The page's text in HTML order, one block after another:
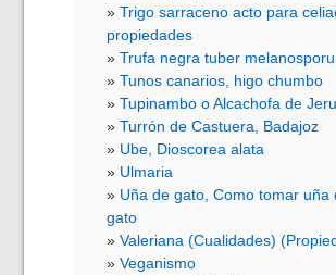
Trigo sarraceno acto para
propiedades
Trufa negra tuber
Tunos canarios, higo chumbo
Tupinambo o Alcachofa de
Turrón de Castuera, Badajoz
Ube, Dioscorea alata
Ulmaria
Uña de gato, Como tomar uña
gato
Valeriana (Cualidades)
Veganismo